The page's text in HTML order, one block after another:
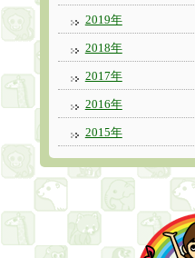
2019年
2018年
2017年
2016年
2015年